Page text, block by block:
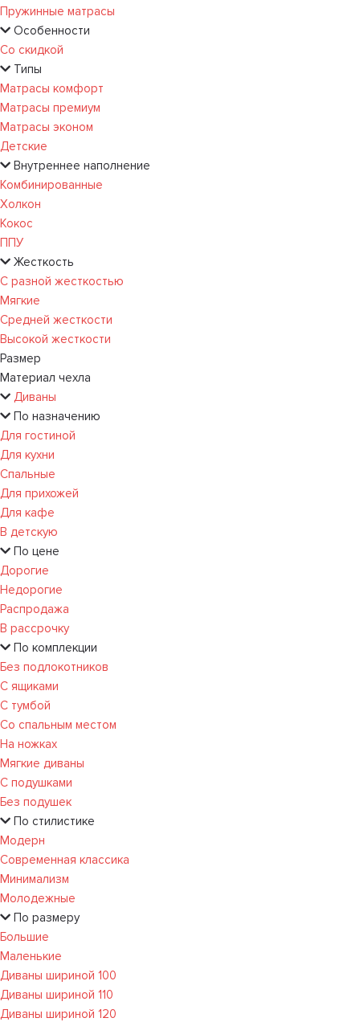
Пружинные матрасы
Особенности
Со скидкой
Типы
Матрасы комфорт
Матрасы премиум
Матрасы эконом
Детские
Внутреннее наполнение
Комбинированные
Холкон
Кокос
ППУ
Жесткость
С разной жесткостью
Мягкие
Средней жесткости
Высокой жесткости
Размер
Материал чехла
Диваны
По назначению
Для гостиной
Для кухни
Спальные
Для прихожей
Для кафе
В детскую
По цене
Дорогие
Недорогие
Распродажа
В рассрочку
По комплекции
Без подлокотников
С ящиками
С тумбой
Со спальным местом
На ножках
Мягкие диваны
С подушками
Без подушек
По стилистике
Модерн
Современная классика
Минимализм
Молодежные
По размеру
Большие
Маленькие
Диваны шириной 100
Диваны шириной 110
Диваны шириной 120